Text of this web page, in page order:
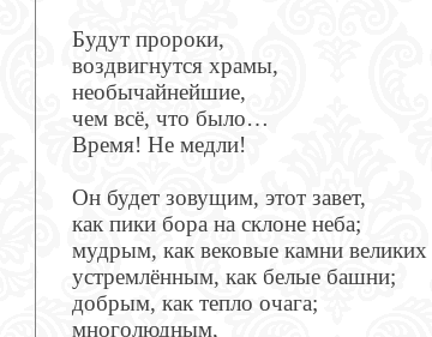
Будут пророки,
воздвигнутся храмы,
необычайнейшие,
чем всё, что было…
Время! Не медли!
Он будет зовущим, этот завет,
как пики бора на склоне неба;
мудрым, как вековые камни великих
устремлённым, как белые башни;
добрым, как тепло очага;
многолюдным,